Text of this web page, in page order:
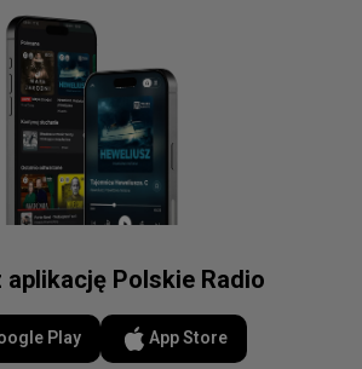
aplikację Polskie Radio
Play App Store